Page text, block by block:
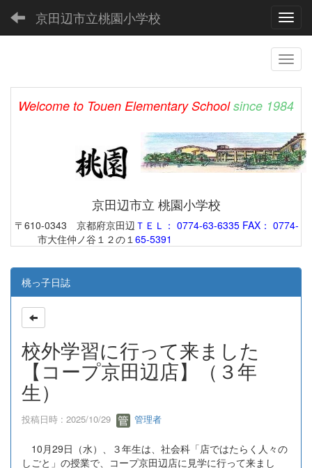
京田辺市立桃園小学校
Welcome to Touen Elementary School since 1984
京田辺市立 桃園小学校
〒610-0343 京都府京田辺
市大住仲ノ谷１２の１
ＴＥＬ： 0774-63-6335 FAX： 0774-
65-5391
桃っ子日誌
校外学習に行って来ました
【コープ京田辺店】（３年
生）
投稿日時 : 2025/10/29 管理者
10月29日（水）、３年生は、社会科「店ではたらく人々の
しごと」の授業で、コープ京田辺店に見学に行って来まし